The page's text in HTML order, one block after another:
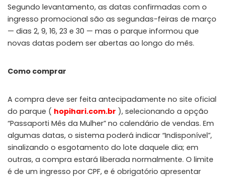
Segundo levantamento, as datas confirmadas com o
ingresso promocional são as segundas-feiras de março
— dias 2, 9, 16, 23 e 30 — mas o parque informou que
novas datas podem ser abertas ao longo do mês.
Como comprar
A compra deve ser feita antecipadamente no site oficial
do parque ( hopihari.com.br ), selecionando a opção
“Passaporti Mês da Mulher” no calendário de vendas. Em
algumas datas, o sistema poderá indicar “Indisponível”,
sinalizando o esgotamento do lote daquele dia; em
outras, a compra estará liberada normalmente. O limite
é de um ingresso por CPF, e é obrigatório apresentar